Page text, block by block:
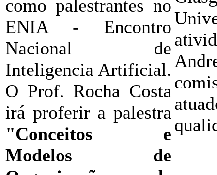
como palestrantes no
ENIA - Encontro
Nacional de
Inteligencia Artificial.
O Prof. Rocha Costa
irá proferir a palestra
"Conceitos e
Modelos de